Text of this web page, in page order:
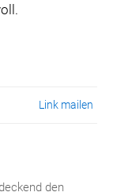
Link mailen
den